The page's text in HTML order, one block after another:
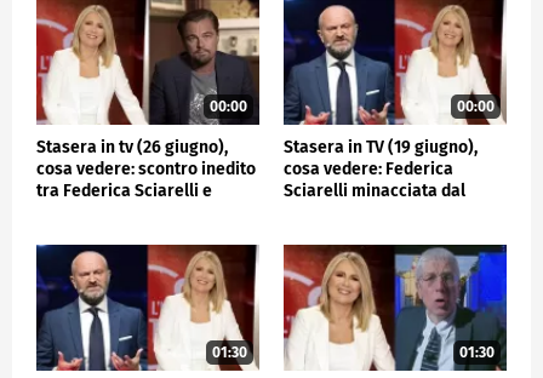
00:00
Stasera in tv (26 giugno),
cosa vedere: scontro inedito
tra Federica Sciarelli e
00:00
Stasera in TV (19 giugno),
cosa vedere: Federica
Sciarelli minacciata dal
01:30 01:30